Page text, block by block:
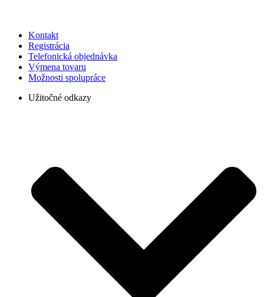
Kontakt
Registrácia
Telefonická objednávka
Výmena tovaru
Možnosti spolupráce
Užitočné odkazy